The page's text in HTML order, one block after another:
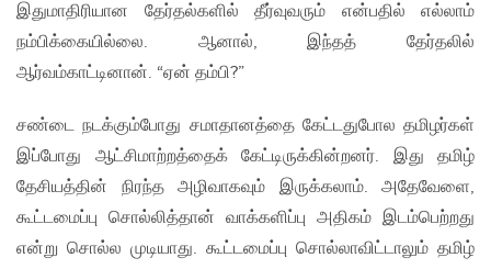
இதுமாதிரியான தேர்தல்களில் தீர்வுவரும் என்பதில் எல்லாம்
நம்பிக்கையில்லை. ஆனால், இந்தத் தேர்தலில்
ஆர்வம்காட்டினான். “ஏன் தம்பி?”
சண்டை நடக்கும்போது சமாதானத்தை கேட்டதுபோல தமிழர்கள்
இப்போது ஆட்சிமாற்றத்தைக் கேட்டிருக்கின்றனர். இது தமிழ்
தேசியத்தின் நிரந்த அழிவாகவும் இருக்கலாம். அதேவேளை,
கூட்டமைப்பு சொல்லித்தான் வாக்களிப்பு அதிகம் இடம்பெற்றது
என்று சொல்ல முடியாது. கூட்டமைப்பு சொல்லாவிட்டாலும் தமிழ்